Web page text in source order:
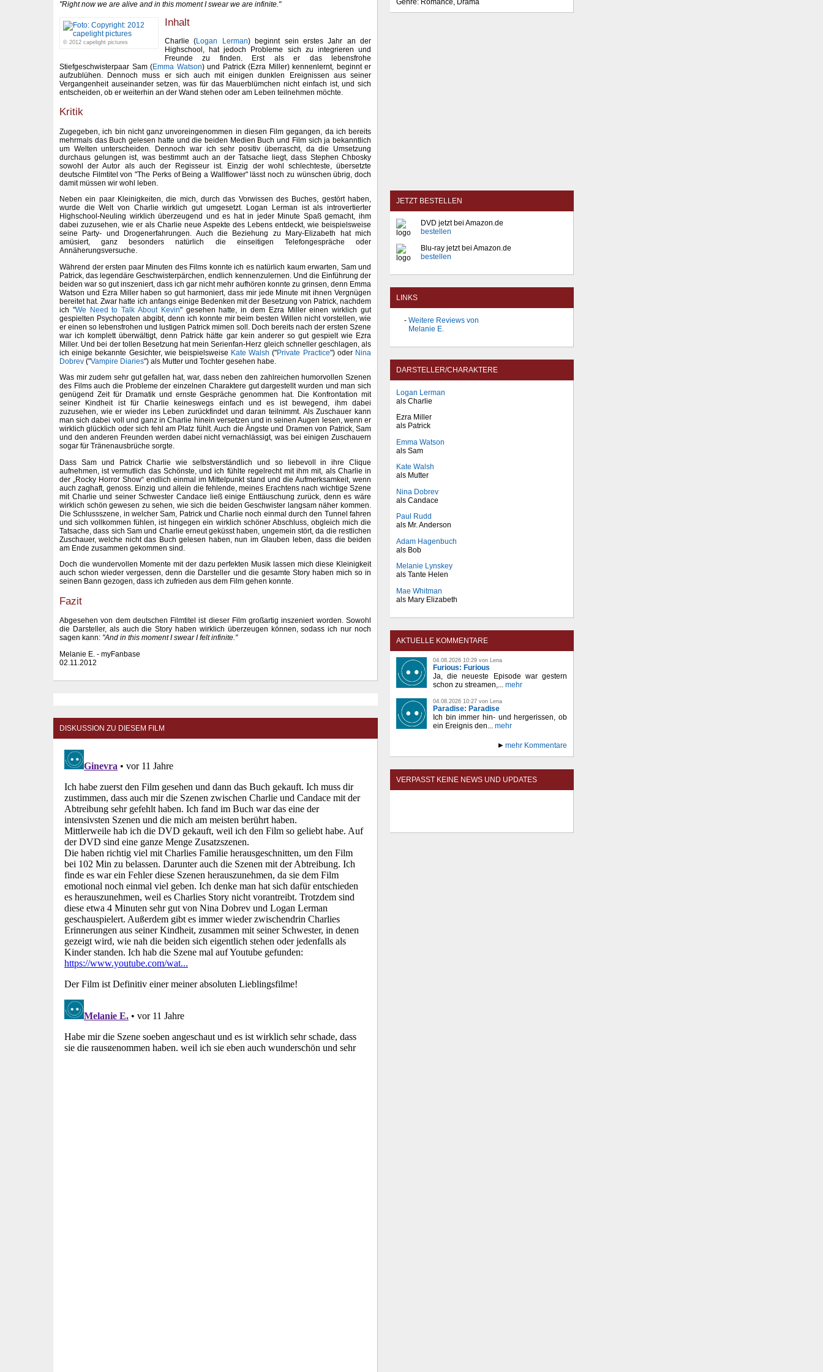
"Right now we are alive and in this moment I swear we are infinite."
© 2012 capelight pictures
Inhalt
Charlie (Logan Lerman) beginnt sein erstes Jahr an der
Highschool, hat jedoch Probleme sich zu integrieren und
Freunde zu finden. Erst als er das lebensfrohe
Stiefgeschwisterpaar Sam (Emma Watson) und Patrick (Ezra Miller) kennenlernt, beginnt er
aufzublühen. Dennoch muss er sich auch mit einigen dunklen Ereignissen aus seiner
Vergangenheit auseinander setzen, was für das Mauerblümchen nicht einfach ist, und sich
entscheiden, ob er weiterhin an der Wand stehen oder am Leben teilnehmen möchte.
Kritik
Zugegeben, ich bin nicht ganz unvoreingenommen in diesen Film gegangen, da ich bereits
mehrmals das Buch gelesen hatte und die beiden Medien Buch und Film sich ja bekanntlich
um Welten unterscheiden. Dennoch war ich sehr positiv überrascht, da die Umsetzung
durchaus gelungen ist, was bestimmt auch an der Tatsache liegt, dass Stephen Chbosky
sowohl der Autor als auch der Regisseur ist. Einzig der wohl schlechteste, übersetzte
deutsche Filmtitel von "The Perks of Being a Wallflower" lässt noch zu wünschen übrig, doch
damit müssen wir wohl leben.
Neben ein paar Kleinigkeiten, die mich, durch das Vorwissen des Buches, gestört haben,
wurde die Welt von Charlie wirklich gut umgesetzt. Logan Lerman ist als introvertierter
Highschool-Neuling wirklich überzeugend und es hat in jeder Minute Spaß gemacht, ihm
dabei zuzusehen, wie er als Charlie neue Aspekte des Lebens entdeckt, wie beispielsweise
seine Party- und Drogenerfahrungen. Auch die Beziehung zu Mary-Elizabeth hat mich
amüsiert, ganz besonders natürlich die einseitigen Telefongespräche oder
Annäherungsversuche.
Während der ersten paar Minuten des Films konnte ich es natürlich kaum erwarten, Sam und
Patrick, das legendäre Geschwisterpärchen, endlich kennenzulernen. Und die Einführung der
beiden war so gut inszeniert, dass ich gar nicht mehr aufhören konnte zu grinsen, denn Emma
Watson und Ezra Miller haben so gut harmoniert, dass mir jede Minute mit ihnen Vergnügen
bereitet hat. Zwar hatte ich anfangs einige Bedenken mit der Besetzung von Patrick, nachdem
ich "We Need to Talk About Kevin" gesehen hatte, in dem Ezra Miller einen wirklich gut
gespielten Psychopaten abgibt, denn ich konnte mir beim besten Willen nicht vorstellen, wie
er einen so lebensfrohen und lustigen Patrick mimen soll. Doch bereits nach der ersten Szene
war ich komplett überwältigt, denn Patrick hätte gar kein anderer so gut gespielt wie Ezra
Miller. Und bei der tollen Besetzung hat mein Serienfan-Herz gleich schneller geschlagen, als
ich einige bekannte Gesichter, wie beispielsweise Kate Walsh ("Private Practice") oder Nina
Dobrev ("Vampire Diaries") als Mutter und Tochter gesehen habe.
Was mir zudem sehr gut gefallen hat, war, dass neben den zahlreichen humorvollen Szenen
des Films auch die Probleme der einzelnen Charaktere gut dargestellt wurden und man sich
genügend Zeit für Dramatik und ernste Gespräche genommen hat. Die Konfrontation mit
seiner Kindheit ist für Charlie keineswegs einfach und es ist bewegend, ihm dabei
zuzusehen, wie er wieder ins Leben zurückfindet und daran teilnimmt. Als Zuschauer kann
man sich dabei voll und ganz in Charlie hinein versetzen und in seinen Augen lesen, wenn er
wirklich glücklich oder sich fehl am Platz fühlt. Auch die Ängste und Dramen von Patrick, Sam
und den anderen Freunden werden dabei nicht vernachlässigt, was bei einigen Zuschauern
sogar für Tränenausbrüche sorgte.
Dass Sam und Patrick Charlie wie selbstverständlich und so liebevoll in ihre Clique
aufnehmen, ist vermutlich das Schönste, und ich fühlte regelrecht mit ihm mit, als Charlie in
der „Rocky Horror Show“ endlich einmal im Mittelpunkt stand und die Aufmerksamkeit, wenn
auch zaghaft, genoss. Einzig und allein die fehlende, meines Erachtens nach wichtige Szene
mit Charlie und seiner Schwester Candace ließ einige Enttäuschung zurück, denn es wäre
wirklich schön gewesen zu sehen, wie sich die beiden Geschwister langsam näher kommen.
Die Schlussszene, in welcher Sam, Patrick und Charlie noch einmal durch den Tunnel fahren
und sich vollkommen fühlen, ist hingegen ein wirklich schöner Abschluss, obgleich mich die
Tatsache, dass sich Sam und Charlie erneut geküsst haben, ungemein stört, da die restlichen
Zuschauer, welche nicht das Buch gelesen haben, nun im Glauben leben, dass die beiden
am Ende zusammen gekommen sind.
Doch die wundervollen Momente mit der dazu perfekten Musik lassen mich diese Kleinigkeit
auch schon wieder vergessen, denn die Darsteller und die gesamte Story haben mich so in
seinen Bann gezogen, dass ich zufrieden aus dem Film gehen konnte.
Fazit
Abgesehen von dem deutschen Filmtitel ist dieser Film großartig inszeniert worden. Sowohl
die Darsteller, als auch die Story haben wirklich überzeugen können, sodass ich nur noch
sagen kann: "And in this moment I swear I felt infinite."
Melanie E. - myFanbase
02.11.2012
DISKUSSION ZU DIESEM FILM
Genre: Romance, Drama
JETZT BESTELLEN
DVD jetzt bei Amazon.de
bestellen
Blu-ray jetzt bei Amazon.de
bestellen
LINKS
Weitere Reviews von
Melanie E.
DARSTELLER/CHARAKTERE
Logan Lerman
als Charlie
Ezra Miller
als Patrick
Emma Watson
als Sam
Kate Walsh
als Mutter
Nina Dobrev
als Candace
Paul Rudd
als Mr. Anderson
Adam Hagenbuch
als Bob
Melanie Lynskey
als Tante Helen
Mae Whitman
als Mary Elizabeth
AKTUELLE KOMMENTARE
04.08.2026 10:29 von Lena
Furious: Furious
Ja, die neueste Episode war gestern
schon zu streamen,... mehr
04.08.2026 10:27 von Lena
Paradise: Paradise
Ich bin immer hin- und hergerissen, ob
ein Ereignis den... mehr
mehr Kommentare
VERPASST KEINE NEWS UND UPDATES